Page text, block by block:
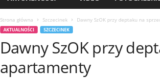
Strona główna Szczecinek Dawny SzOK przy deptaku na
AKTUALNOŚCI SZCZECINEK
Dawny SzOK przy
apartamenty